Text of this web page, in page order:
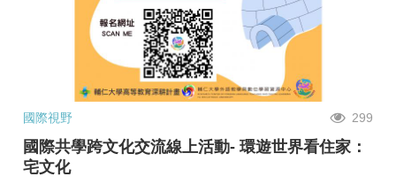
國際視野 299
國際共學跨文化交流線上活動- 環遊世界看住家：
宅文化